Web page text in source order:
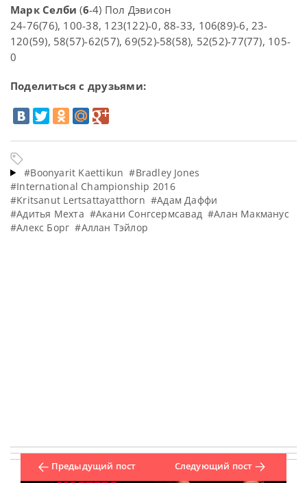
Марк Селби (6-4) Пол Дэвисон
24-76(76), 100-38, 123(122)-0, 88-33, 106(89)-6, 23-
120(59), 58(57)-62(57), 69(52)-58(58), 52(52)-77(77), 105-
0
Поделиться с друзьями:
#Boonyarit Kaettikun #Bradley Jones
#International Championship 2016
#Kritsanut Lertsattayatthorn #Адам Даффи
#Адитья Мехта #Акани Сонгсермсавад #Алан Макманус
#Алекс Борг #Аллан Тэйлор
Предыдущий пост Следующий пост